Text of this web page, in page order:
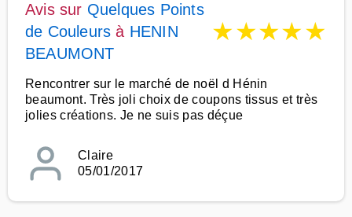
Avis sur Quelques Points
de Couleurs à HENIN
BEAUMONT
★★★★★
Rencontrer sur le marché de noël d Hénin
beaumont. Très joli choix de coupons tissus et très
jolies créations. Je ne suis pas déçue
Claire
05/01/2017